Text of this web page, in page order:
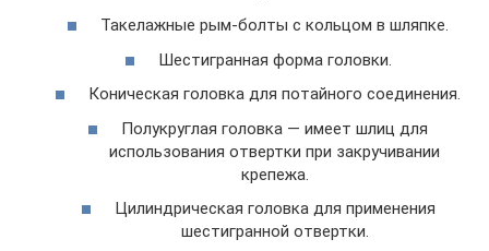
Такелажные рым-болты с кольцом в шляпке.
Шестигранная форма головки.
Коническая головка для потайного соединения.
Полукруглая головка — имеет шлиц для
использования отвертки при закручивании
крепежа.
Цилиндрическая головка для применения
шестигранной отвертки.